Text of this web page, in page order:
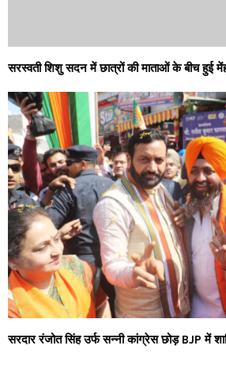
सरस्वती शिशु सदन में छात्रों की माताओं के बीच हुई
सरदार रंजोत सिंह उर्फ सन्नी कांग्रेस छोड़ BJP में